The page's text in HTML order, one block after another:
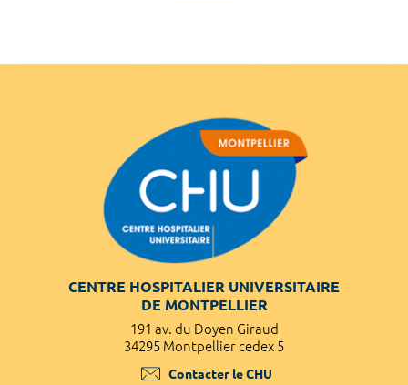
CENTRE HOSPITALIER UNIVERSITAIRE
DE MONTPELLIER
191 av. du Doyen Giraud
34295 Montpellier cedex 5
Contacter le CHU